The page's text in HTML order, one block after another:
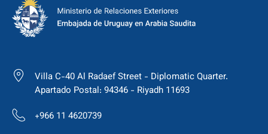
Villa C-40 Al Radaef Street - Diplomatic Quarter.
Apartado Postal: 94346 - Riyadh 11693
+966 11 4620739